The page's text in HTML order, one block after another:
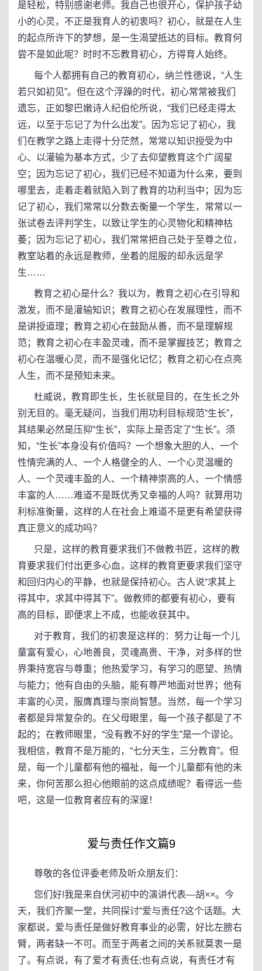
是轻松，特别感谢老师。我自己也很开心，保护孩子幼
小的心灵，不正是我育人的初衷吗？初心，就是在人生
的起点所许下的梦想，是一生渴望抵达的目标。教育何
尝不是如此呢？时时不忘教育初心，方得育人始终。
每个人都拥有自己的教育初心，纳兰性德说，“人生
若只如初见”。但在这个浮躁的时代，初心常常被我们
遗忘，正如黎巴嫩诗人纪伯伦所说，“我们已经走得太
远，以至于忘记了为什么出发”。因为忘记了初心，我
们在教学之路上走得十分茫然，常常以知识授受为中
心、以灌输为基本方式，少了去仰望教育这个广阔星
空；因为忘记了初心，我们已经不知道为什么来，要到
哪里去，走着走着就陷入到了教育的功利当中；因为忘
记了初心，我们常常以分数去衡量一个学生，常常以一
张试卷去评判学生，以致让学生的心灵物化和精神枯
萎；因为忘记了初心，我们常常把自己处于至尊之位，
教室站着的永远是教师，坐着的屈服的却永远是学
生……
教育之初心是什么？我以为，教育之初心在引导和
激发，而不是灌输知识；教育之初心在发展理性，而不
是讲授道理；教育之初心在鼓励从善，而不是理解规
范；教育之初心在丰盈灵魂，而不是掌握技艺；教育之
初心在温暖心灵，而不是强化记忆；教育之初心在点亮
人生，而不是预知未来。
杜威说，教育即生长，生长就是目的，在生长之外
别无目的。毫无疑问，当我们用功利目标规范“生长”，
其结果必然是压抑“生长”，实际上是否定了“生长”。须
知，“生长”本身没有价值吗？一个想象大胆的人、一个
性情完满的人、一个人格健全的人、一个心灵温暖的
人、一个灵魂丰盈的人、一个精神崇高的人、一个情感
丰富的人……难道不是既优秀又幸福的人吗？就算用功
利标准衡量，这样的人在社会上难道不是更有希望获得
真正意义的成功吗？
只是，这样的教育要求我们不做教书匠，这样的教
育要求我们付出更多心血，这样的教育更要求我们坚守
和回归内心的平静，也就是保持初心。古人说“求其上
得其中，求其中得其下”。做教师的都要有初心，要有
高的目标，即便求上不成，也能收获其中。
对于教育，我们的初衷是这样的：努力让每一个儿
童富有爱心，心地善良，灵魂高贵、干净，对多样的世
界秉持宽容与尊重；他热爱学习，有学习的愿望、热情
与能力；他有自由的头脑，能有尊严地面对世界；他有
丰富的心灵，服膺真理与崇尚智慧。当然，每一个学习
者都是异常复杂的。在父母眼里，每一个孩子都是了不
起的；在教师眼里，“没有教不好的学生”是一个谬论。
我相信，教育不是万能的，“七分天生，三分教育”。但
是，每一个儿童都有他的福祉，每一个儿童都有他的未
来，你何苦那么担心他眼前的这点成绩呢？看得远一些
吧，这是一位教育者应有的深邃！
爱与责任作文篇9
尊敬的各位评委老师及听众朋友们：
您们好!我是来自伏河初中的演讲代表—胡××。今
天，我们齐聚一堂，共同探讨“爱与责任?这个话题。大
家都说，爱与责任是做好教育事业的必需，好比左膀右
臂，两者缺一不可。而至于两者之间的关系就莫衷一是
了。有点说，有了爱才有责任;也有点说，有责任才有